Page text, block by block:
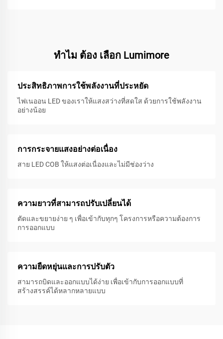
ทําไม ต้อง เลือก Lumimore
ประสิทธิภาพการใช้พลังงานที่ประหยัด
ไฟเนออน LED ของเราให้แสงสว่างที่สดใส ด้วยการใช้พลังงาน
อย่างน้อย
การกระจายแสงอย่างต่อเนื่อง
สาย LED COB ให้แสงต่อเนื่องและไม่มีช่องว่าง
ความยาวที่สามารถปรับเปลี่ยนได้
ตัดและขยายง่าย ๆ เพื่อเข้ากับทุกๆ โครงการหรือความต้องการ
การออกแบบ
ความยืดหยุ่นและการปรับตัว
สามารถบิดและออกแบบได้ง่าย เพื่อเข้ากับการออกแบบที่
สร้างสรรค์ได้หลากหลายแบบ